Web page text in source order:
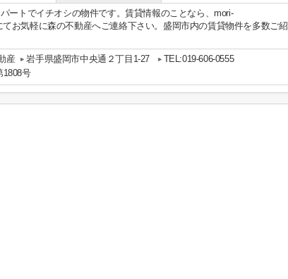
ートでイチオシの物件です。賃貸情報のことなら、mori-
てお気軽に森の不動産へご連絡下さい。盛岡市内の賃貸物件を多数ご紹
産 岩手県盛岡市中央通２丁目1-27
TEL:019-606-0555
1808号